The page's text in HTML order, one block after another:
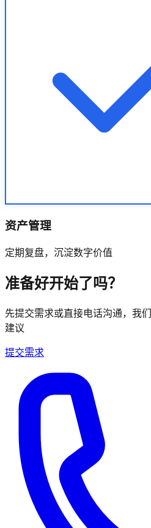
资产管理
定期复盘，沉淀数字价值
准备好开始了吗？
先提交需求或直接电话沟通，我
建议
提交需求